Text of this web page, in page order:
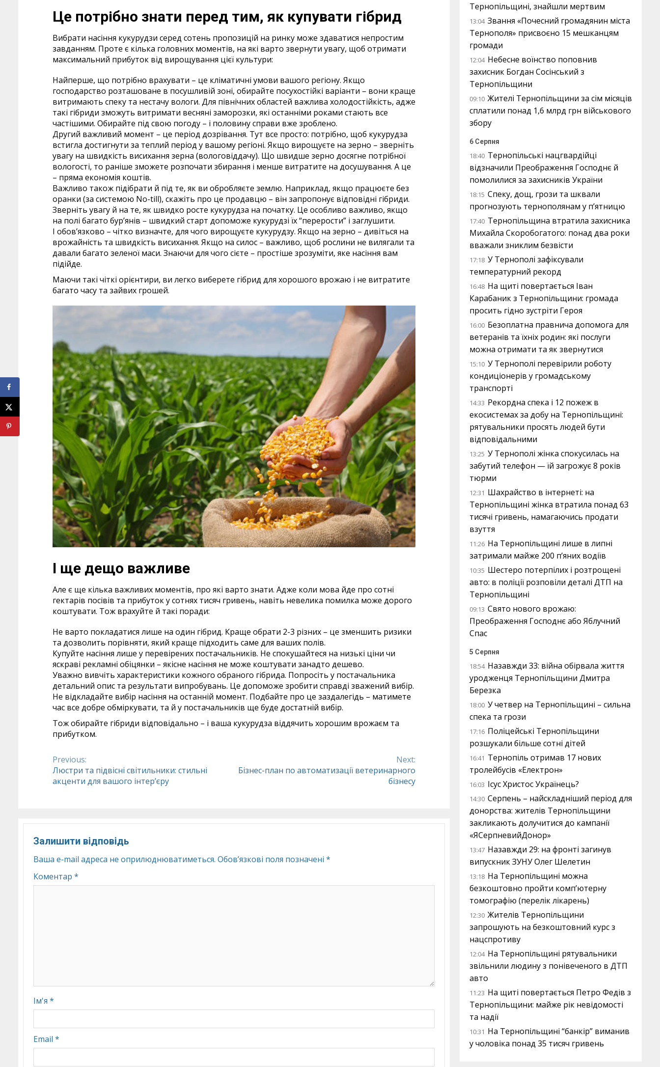
Це потрібно знати перед тим, як купувати гібрид
Вибрати насіння кукурудзи серед сотень пропозицій на ринку може здаватися непростим
завданням. Проте є кілька головних моментів, на які варто звернути увагу, щоб отримати
максимальний прибуток від вирощування цієї культури:
Найперше, що потрібно врахувати – це кліматичні умови вашого регіону. Якщо
господарство розташоване в посушливій зоні, обирайте посухостійкі варіанти – вони краще
витримають спеку та нестачу вологи. Для північних областей важлива холодостійкість, адже
такі гібриди зможуть витримати весняні заморозки, які останніми роками стають все
частішими. Обирайте під свою погоду – і половину справи вже зроблено.
Другий важливий момент – це період дозрівання. Тут все просто: потрібно, щоб кукурудза
встигла достигнути за теплий період у вашому регіоні. Якщо вирощуєте на зерно – зверніть
увагу на швидкість висихання зерна (вологовіддачу). Що швидше зерно досягне потрібної
вологості, то раніше зможете розпочати збирання і менше витратите на досушування. А це
– пряма економія коштів.
Важливо також підібрати й під те, як ви обробляєте землю. Наприклад, якщо працюєте без
оранки (за системою No-till), скажіть про це продавцю – він запропонує відповідні гібриди.
Зверніть увагу й на те, як швидко росте кукурудза на початку. Це особливо важливо, якщо
на полі багато бур’янів – швидкий старт допоможе кукурудзі їх “перерости” і заглушити.
І обов’язково – чітко визначте, для чого вирощуєте кукурудзу. Якщо на зерно – дивіться на
врожайність та швидкість висихання. Якщо на силос – важливо, щоб рослини не вилягали та
давали багато зеленої маси. Знаючи для чого сієте – простіше зрозуміти, яке насіння вам
підійде.
Маючи такі чіткі орієнтири, ви легко виберете гібрид для хорошого врожаю і не витратите
багато часу та зайвих грошей.
І ще дещо важливе
Але є ще кілька важливих моментів, про які варто знати. Адже коли мова йде про сотні
гектарів посівів та прибуток у сотнях тисяч гривень, навіть невелика помилка може дорого
коштувати. Тож врахуйте й такі поради:
Не варто покладатися лише на один гібрид. Краще обрати 2-3 різних – це зменшить ризики
та дозволить порівняти, який краще підходить саме для ваших полів.
Купуйте насіння лише у перевірених постачальників. Не спокушайтеся на низькі ціни чи
яскраві рекламні обіцянки – якісне насіння не може коштувати занадто дешево.
Уважно вивчіть характеристики кожного обраного гібрида. Попросіть у постачальника
детальний опис та результати випробувань. Це допоможе зробити справді зважений вибір.
Не відкладайте вибір насіння на останній момент. Подбайте про це заздалегідь – матимете
час все добре обміркувати, та й у постачальників ще буде достатній вибір.
Тож обирайте гібриди відповідально – і ваша кукурудза віддячить хорошим врожаєм та
прибутком.
Continue
Reading
Previous:
Люстри та підвісні світильники: стильні
акценти для вашого інтер’єру
Next:
Бізнес-план по автоматизації ветеринарного
бізнесу
Залишити відповідь
Ваша e-mail адреса не оприлюднюватиметься. Обов’язкові поля позначені *
Коментар *
Ім'я *
Email *
Тернопільщині, знайшли мертвим
13:04 Звання «Почесний громадянин міста
Тернополя» присвоєно 15 мешканцям
громади
12:04 Небесне воїнство поповнив
захисник Богдан Сосінський з
Тернопільщини
09:10 Жителі Тернопільщини за сім місяців
сплатили понад 1,6 млрд грн військового
збору
6 Серпня
18:40 Тернопільські нацгвардійці
відзначили Преображення Господнє й
помолилися за захисників України
18:15 Спеку, дощ, грози та шквали
прогнозують тернополянам у п’ятницю
17:40 Тернопільщина втратила захисника
Михайла Скоробогатого: понад два роки
вважали зниклим безвісти
17:18 У Тернополі зафіксували
температурний рекорд
16:48 На щиті повертається Іван
Карабаник з Тернопільщини: громада
просить гідно зустріти Героя
16:00 Безоплатна правнича допомога для
ветеранів та їхніх родин: які послуги
можна отримати та як звернутися
15:10 У Тернополі перевірили роботу
кондиціонерів у громадському
транспорті
14:33 Рекордна спека і 12 пожеж в
екосистемах за добу на Тернопільщині:
рятувальники просять людей бути
відповідальними
13:25 У Тернополі жінка спокусилась на
забутий телефон — їй загрожує 8 років
тюрми
12:31 Шахрайство в інтернеті: на
Тернопільщині жінка втратила понад 63
тисячі гривень, намагаючись продати
взуття
11:26 На Тернопільщині лише в липні
затримали майже 200 п’яних водіїв
10:35 Шестеро потерпілих і розтрощені
авто: в поліції розповіли деталі ДТП на
Тернопільщині
09:13 Свято нового врожаю:
Преображення Господнє або Яблучний
Спас
5 Серпня
18:54 Назавжди 33: війна обірвала життя
уродженця Тернопільщини Дмитра
Березка
18:00 У четвер на Тернопільщині – сильна
спека та грози
17:16 Поліцейські Тернопільщини
розшукали більше сотні дітей
16:41 Тернопіль отримав 17 нових
тролейбусів «Електрон»
16:03 Ісус Христос Українець?
14:30 Серпень – найскладніший період для
донорства: жителів Тернопільщини
закликають долучитися до кампанії
«ЯСерпневийДонор»
13:47 Назавжди 29: на фронті загинув
випускник ЗУНУ Олег Шелетин
13:18 На Тернопільщині можна
безкоштовно пройти комп’ютерну
томографію (перелік лікарень)
12:30 Жителів Тернопільщини
запрошують на безкоштовний курс з
нацспротиву
12:04 На Тернопільщині рятувальники
звільнили людину з понівеченого в ДТП
авто
11:23 На щиті повертається Петро Федів з
Тернопільщини: майже рік невідомості
та надії
10:31 На Тернопільщині “банкір” виманив
у чоловіка понад 35 тисяч гривень